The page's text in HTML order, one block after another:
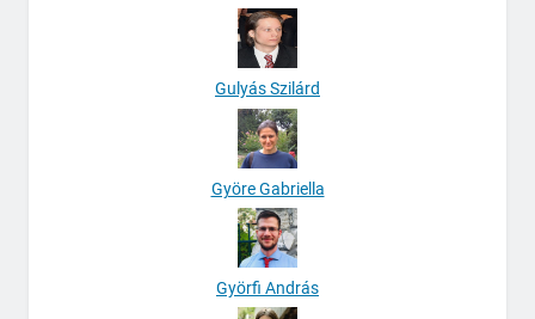
Gulyás Szilárd
Györe Gabriella
Györfi András